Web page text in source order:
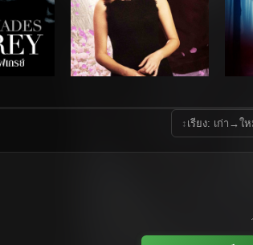
↕ เรียง: เก่า→ใ